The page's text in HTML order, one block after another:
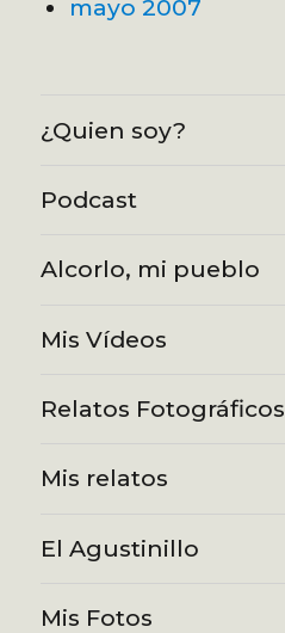
mayo 2007
¿Quien soy?
Podcast
Alcorlo, mi pueblo
Mis Vídeos
Relatos Fotográficos
Mis relatos
El Agustinillo
Mis Fotos